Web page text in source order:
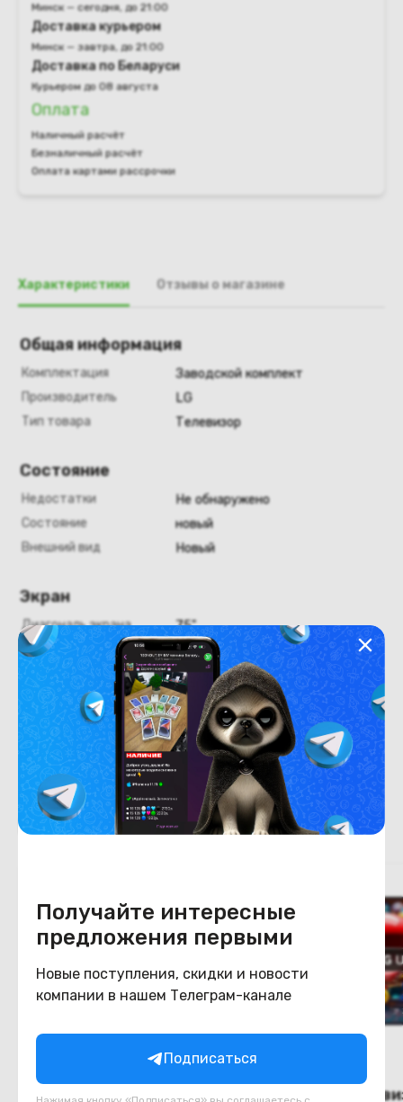
Получайте интересные
предложения первыми
Новые поступления, скидки и новости
компании в нашем Телеграм-канале
Подписаться
Минск — сегодня, до 21:00
Доставка курьером
Минск — завтра, до 21:00
Доставка по Беларуси
Курьером до 08 августа
Оплата
Наличный расчёт
Безналичный расчёт
Оплата картами рассрочки
Характеристики Отзывы о магазине
Общая информация
Комплектация
Заводской комплект
Производитель
LG
Тип товара
Телевизор
Состояние
Недостатки
Не обнаружено
Состояние
новый
Внешний вид
Новый
Экран
Диагональ экрана 75"
Конструкция
Цвет черный
Похожие товары
(новый.) Телевизор LG
(новый.)